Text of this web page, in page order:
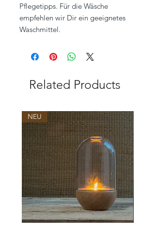
Pflegetipps. Für die Wäsche
empfehlen wir Dir ein geeignetes
Waschmittel.
Related Products
NEU